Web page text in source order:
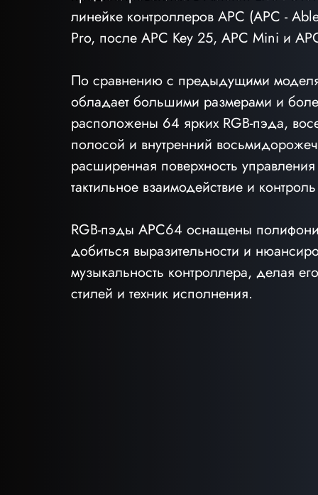
линейке контроллеров APC (APC -
Pro, после APC Key 25, APC Mini и
По сравнению с предыдущими
обладает большими размерами и
расположены 64 ярких RGB-пэда,
полосой и внутренний
расширенная поверхность
тактильное взаимодействие и
RGB-пэды APC64 оснащены
добиться выразительности и
музыкальность контроллера, делая
стилей и техник исполнения.